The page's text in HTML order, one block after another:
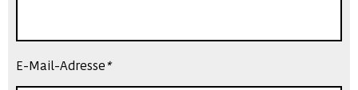
E-Mail-Adresse*